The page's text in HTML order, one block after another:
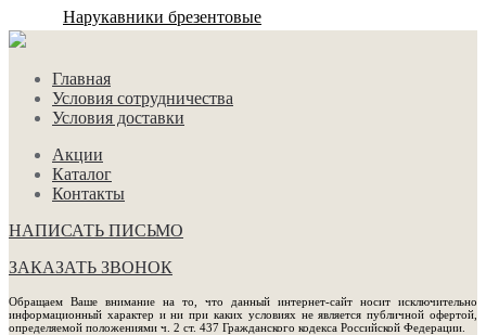
Нарукавники брезентовые
Главная
Условия сотрудничества
Условия доставки
Акции
Каталог
Контакты
НАПИСАТЬ ПИСЬМО
ЗАКАЗАТЬ ЗВОНОК
Обращаем Ваше внимание на то, что данный интернет-сайт носит исключительно
информационный характер и ни при каких условиях не является публичной офертой,
определяемой положениями ч. 2 ст. 437 Гражданского кодекса Российской Федерации.